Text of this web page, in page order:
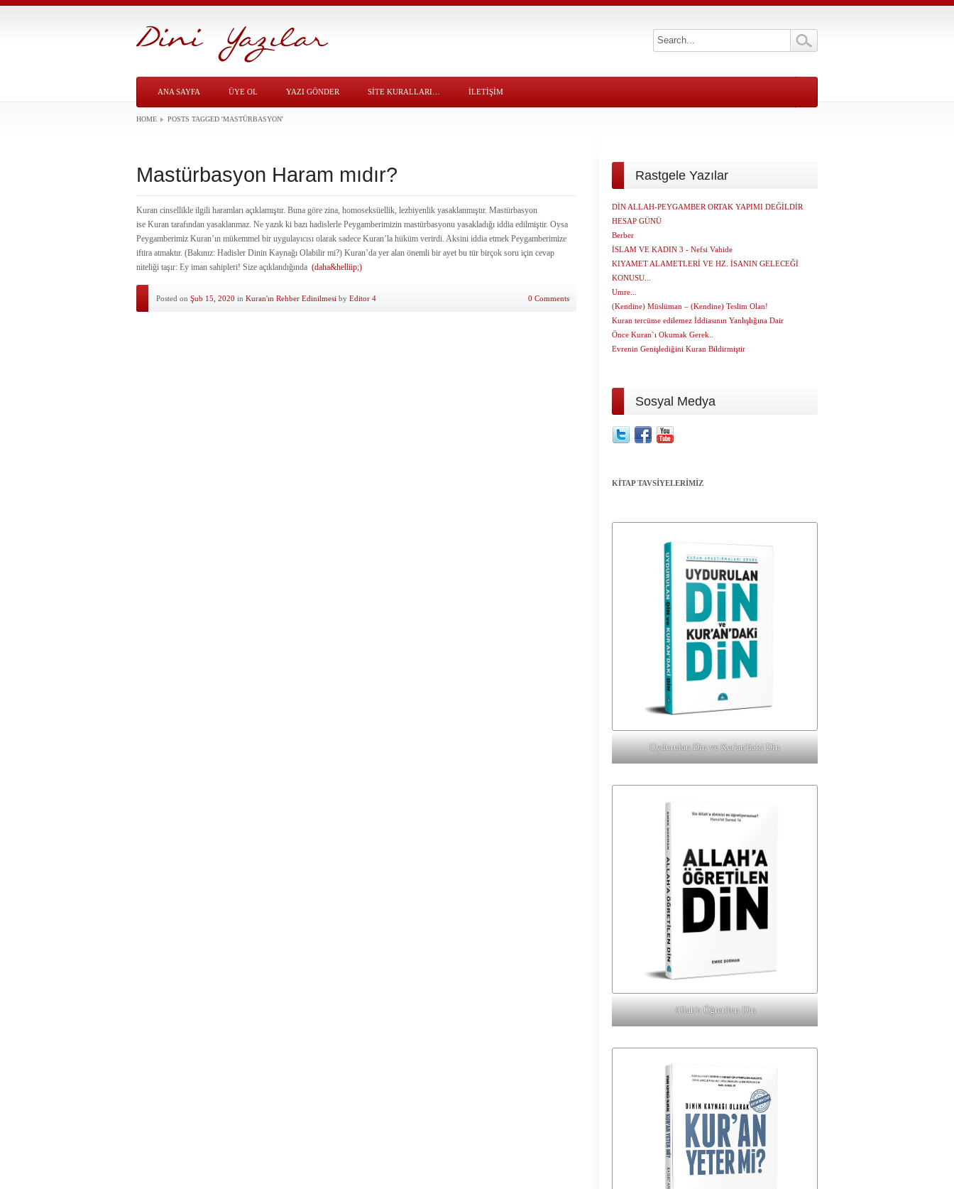
ANA SAYFA ÜYE OL YAZI GÖNDER SITE KURALLARI… İLETİŞİM
HOME POSTS TAGGED 'MASTÜRBASYON'
Mastürbasyon Haram mıdır?
Kuran cinsellikle ilgili haramları açıklamıştır. Buna göre zina, homoseksüellik, lezbiyenlik yasaklanmıştır. Mastürbasyon
ise Kuran tarafından yasaklanmaz. Ne yazık ki bazı hadislerle Peygamberimizin mastürbasyonu yasakladığı iddia edilmiştir. Oysa
Peygamberimiz Kuran’ın mükemmel bir uygulayıcısı olarak sadece Kuran’la hüküm verirdi. Aksini iddia etmek Peygamberimize
iftira atmaktır. (Bakınız: Hadisler Dinin Kaynağı Olabilir mi?) Kuran’da yer alan önemli bir ayet bu tür birçok soru için cevap
niteliği taşır: Ey iman sahipleri! Size açıklandığında (daha&helliip;)
Posted on Şub 15, 2020 in Kuran'ın Rehber Edinilmesi by Editor 4 0 Comments
Rastgele Yazılar
DİN ALLAH-PEYGAMBER ORTAK YAPIMI DEĞİLDİR
HESAP GÜNÜ
Berber
İSLAM VE KADIN 3 - Nefsi Vahide
KIYAMET ALAMETLERİ VE HZ. İSANIN GELECEĞİ
KONUSU...
Umre...
(Kendine) Müslüman – (Kendine) Teslim Olan!
Kuran tercüme edilemez İddiasının Yanlışlığına Dair
Önce Kuran`ı Okumak Gerek..
Evrenin Genişlediğini Kuran Bildirmiştir
Sosyal Medya
KİTAP TAVSİYELERİMİZ
Uydurulan Din ve Kur'an'daki Din
Allah'a Öğretilen Din